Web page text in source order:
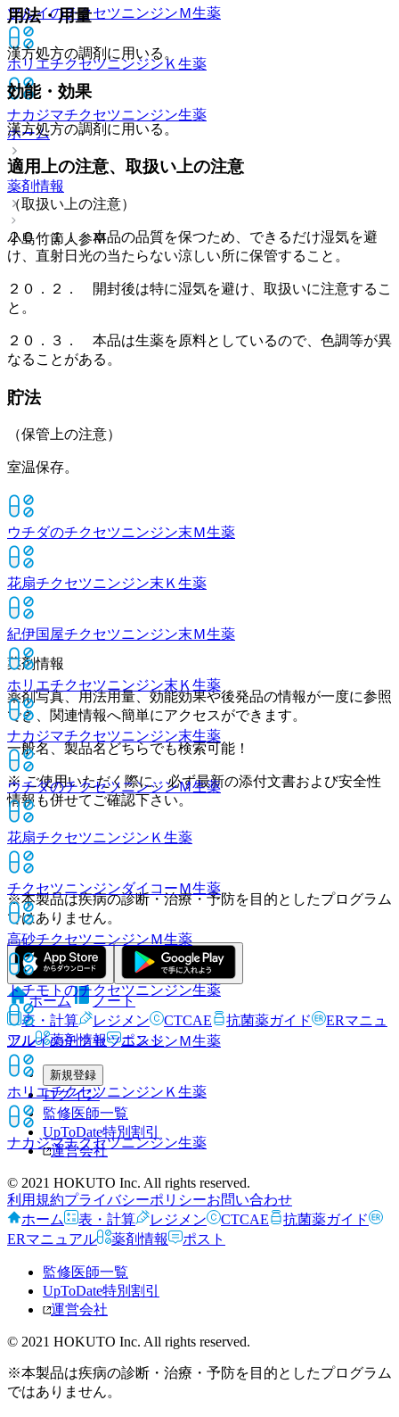
ツルイのチクセツニンジンＭ生薬
ホリエチクセツニンジンＫ 生薬
ナカジマチクセツニンジン生薬
ホーム
薬剤情報
小島竹節人参Ｍ
用法・用量
漢方処方の調剤に用いる。
効能・効果
漢方処方の調剤に用いる。
適用上の注意、取扱い上の注意
（取扱い上の注意）
２０．１． 本品の品質を保つため、できるだけ湿気を避
け、直射日光の当たらない涼しい所に保管すること。
２０．２． 開封後は特に湿気を避け、取扱いに注意するこ
と。
２０．３． 本品は生薬を原料としているので、色調等が異
なることがある。
貯法
（保管上の注意）
室温保存。
ウチダのチクセツニンジン末Ｍ生薬
花扇チクセツニンジン末Ｋ 生薬
紀伊国屋チクセツニンジン末Ｍ生薬
ホリエチクセツニンジン末Ｋ 生薬
ナカジマチクセツニンジン末生薬
ウチダのチクセツニンジンＭ生薬
花扇チクセツニンジンＫ 生薬
チクセツニンジンダイコーＭ生薬
高砂チクセツニンジンＭ生薬
トチモトのチクセツニンジン生薬
ツルイのチクセツニンジンＭ生薬
ホリエチクセツニンジンＫ 生薬
ナカジマチクセツニンジン生薬
薬剤情報
薬剤写真、用法用量、効能効果や後発品の情報が一度に参照
でき、関連情報へ簡単にアクセスができます。
一般名、製品名どちらでも検索可能！
※ ご使用いただく際に、必ず最新の添付文書および安全性
情報も併せてご確認下さい。
※本製品は疾病の診断・治療・予防を目的としたプログラム
ではありません。
ホーム
ノート
表・計算
レジメン CTCAE 抗菌薬ガイド
ERマニュ
アル
薬剤情報 ポスト
新規登録
ログイン
監修医師一覧
UpToDate特別割引
運営会社
© 2021 HOKUTO Inc. All rights reserved.
利用規約プライバシーポリシーお問い合わせ
ホーム
表・計算 レジメン CTCAE
抗菌薬ガイド
ERマニュアル
薬剤情報 ポスト
監修医師一覧
UpToDate特別割引
運営会社
© 2021 HOKUTO Inc. All rights reserved.
※本製品は疾病の診断・治療・予防を目的としたプログラム
ではありません。